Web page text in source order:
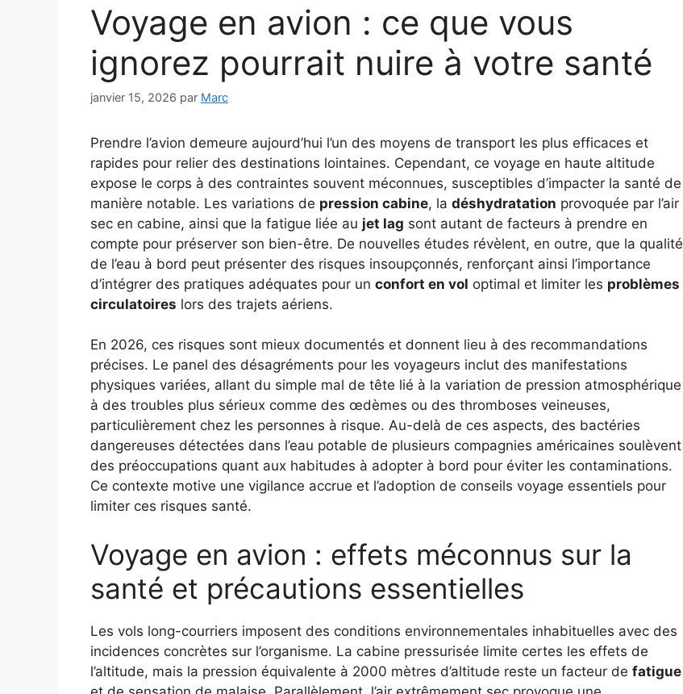
Voyage en avion : ce que vous
ignorez pourrait nuire à votre santé
janvier 15, 2026 par Marc
Prendre l’avion demeure aujourd’hui l’un des moyens de transport les plus efficaces et
rapides pour relier des destinations lointaines. Cependant, ce voyage en haute altitude
expose le corps à des contraintes souvent méconnues, susceptibles d’impacter la santé de
manière notable. Les variations de pression cabine, la déshydratation provoquée par l’air
sec en cabine, ainsi que la fatigue liée au jet lag sont autant de facteurs à prendre en
compte pour préserver son bien-être. De nouvelles études révèlent, en outre, que la qualité
de l’eau à bord peut présenter des risques insoupçonnés, renforçant ainsi l’importance
d’intégrer des pratiques adéquates pour un confort en vol optimal et limiter les problèmes
circulatoires lors des trajets aériens.
En 2026, ces risques sont mieux documentés et donnent lieu à des recommandations
précises. Le panel des désagréments pour les voyageurs inclut des manifestations
physiques variées, allant du simple mal de tête lié à la variation de pression atmosphérique
à des troubles plus sérieux comme des œdèmes ou des thromboses veineuses,
particulièrement chez les personnes à risque. Au-delà de ces aspects, des bactéries
dangereuses détectées dans l’eau potable de plusieurs compagnies américaines soulèvent
des préoccupations quant aux habitudes à adopter à bord pour éviter les contaminations.
Ce contexte motive une vigilance accrue et l’adoption de conseils voyage essentiels pour
limiter ces risques santé.
Voyage en avion : effets méconnus sur la
santé et précautions essentielles
Les vols long-courriers imposent des conditions environnementales inhabituelles avec des
incidences concrètes sur l’organisme. La cabine pressurisée limite certes les effets de
l’altitude, mais la pression équivalente à 2000 mètres d’altitude reste un facteur de fatigue